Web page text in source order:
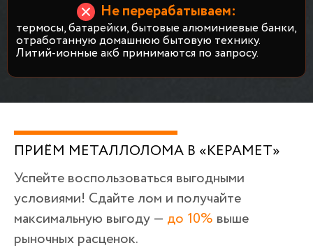
Не перерабатываем:
термосы, батарейки, бытовые алюминиевые банки,
отработанную домашнюю бытовую технику.
Литий-ионные акб принимаются по запросу.
ПРИЁМ МЕТАЛЛОЛОМА В «КЕРАМЕТ»
Успейте воспользоваться выгодными
условиями! Сдайте лом и получайте
максимальную выгоду — до 10% выше
рыночных расценок.